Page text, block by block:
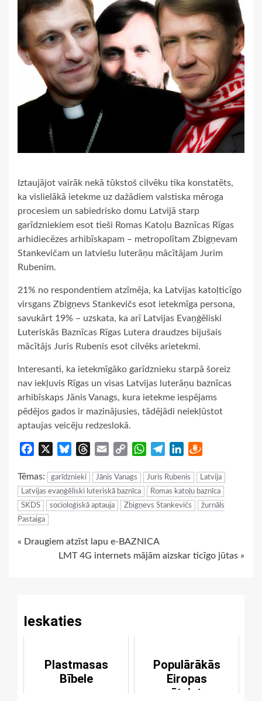
Iztaujājot vairāk nekā tūkstoš cilvēku tika konstatēts,
ka vislielākā ietekme uz dažādiem valstiska mēroga
procesiem un sabiedrisko domu Latvijā starp
garīdzniekiem esot tieši Romas Katoļu Baznīcas Rīgas
arhidiecēzes arhibīskapam – metropolītam Zbigņevam
Stankevičam un latviešu luterāņu mācītājam Jurim
Rubenim.
21% no respondentiem atzīmēja, ka Latvijas katoļticīgo
virsgans Zbigņevs Stankevičs esot ietekmīga persona,
savukārt 19% – uzskata, ka arī Latvijas Evaņģēliski
Luteriskās Baznīcas Rīgas Lutera draudzes bijušais
mācītājs Juris Rubenis esot cilvēks arietekmi.
Interesanti, ka ietekmīgāko garīdznieku starpā šoreiz
nav iekļuvis Rīgas un visas Latvijas luterāņu baznīcas
arhibīskaps Jānis Vanags, kura ietekme iespējams
pēdējos gados ir mazinājusies, tādējādi neiekļūstot
aptaujas veicēju redzeslokā.
Facebook BlueskyThreads
Email
Copy
WhatsApp
TelegramLinkedIn
Tēmas: garīdznieki Jānis Vanags Juris Rubenis
Latvija
Latvijas evaņģēliski luteriskā baznīca
Romas katoļu baznīca
SKDS
socioloģiskā aptauja Zbigņevs Stankevičs
žurnāls
Pastaiga
Continue
« Draugiem atzīst lapu e-BAZNICA
LMT 4G internets mājām aizskar ticīgo jūtas »
Ieskaties
Plastmasas
Bībele
Populārākās
Eiropas
svētvietas